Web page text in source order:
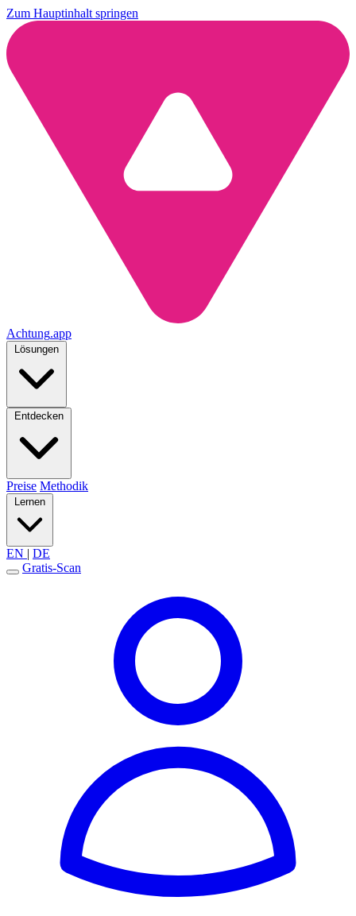
Zum Hauptinhalt springen
Achtung.app
Lösungen
Entdecken
Preise Methodik
Lernen
EN | DE
Gratis-Scan